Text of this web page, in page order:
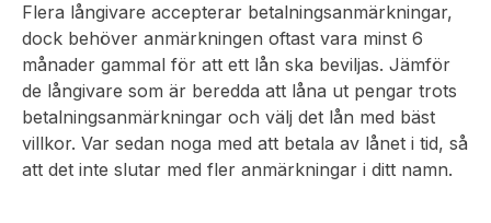
Flera långivare accepterar betalningsanmärkningar,
dock behöver anmärkningen oftast vara minst 6
månader gammal för att ett lån ska beviljas. Jämför
de långivare som är beredda att låna ut pengar trots
betalningsanmärkningar och välj det lån med bäst
villkor. Var sedan noga med att betala av lånet i tid, så
att det inte slutar med fler anmärkningar i ditt namn.